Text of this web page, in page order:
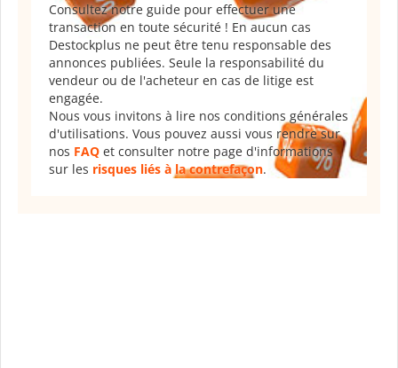
Consultez notre guide pour effectuer une
transaction en toute sécurité ! En aucun cas
Destockplus ne peut être tenu responsable des
annonces publiées. Seule la responsabilité du
vendeur ou de l'acheteur en cas de litige est
engagée.
Nous vous invitons à lire nos conditions générales
d'utilisations. Vous pouvez aussi vous rendre sur
nos FAQ et consulter notre page d'informations
sur les risques liés à la contrefaçon.